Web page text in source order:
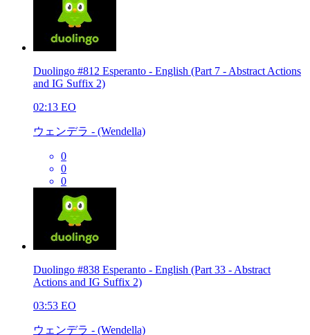
Duolingo #812 Esperanto - English (Part 7 - Abstract Actions
and IG Suffix 2)
02:13 EO
ウェンデラ - (Wendella)
0
0
0
Duolingo #838 Esperanto - English (Part 33 - Abstract
Actions and IG Suffix 2)
03:53 EO
ウェンデラ - (Wendella)